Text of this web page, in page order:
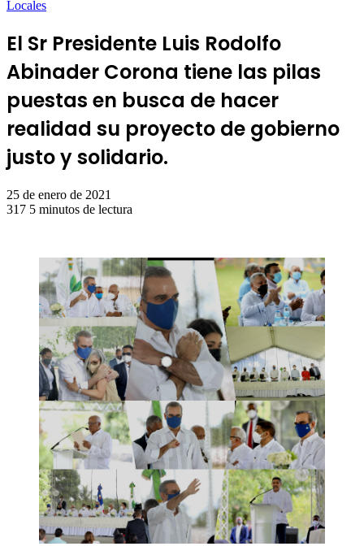
Locales
El Sr Presidente Luis Rodolfo
Abinader Corona tiene las pilas
puestas en busca de hacer
realidad su proyecto de gobierno
justo y solidario.
25 de enero de 2021
317 5 minutos de lectura